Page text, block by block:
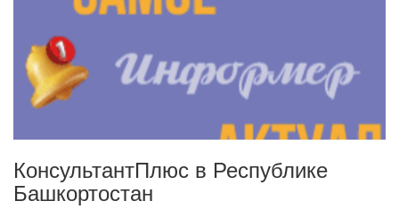
КонсультантПлюс в Республике
Башкортостан